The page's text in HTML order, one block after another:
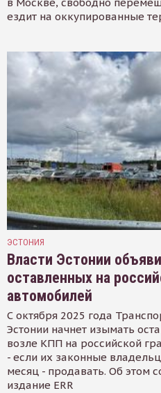
ездит на оккупированные
ЭСТОНИЯ
Власти Эстонии
оставленных на
автомобилей
С октября 2025 года
Эстонии начнет изымать
возле КПП на российской
- если их законные
месяц - продавать. Об этом
издание ERR